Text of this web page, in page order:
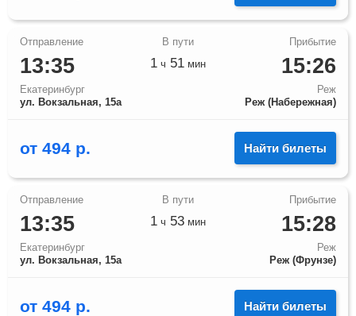
13:35
Екатеринбург
ул. Вокзальная, 15а
15:26
Реж
Реж (Набережная)
1 ч 51 мин
от 494 р. Найти билеты
13:35
Екатеринбург
ул. Вокзальная, 15а
15:28
Реж
Реж (Фрунзе)
1 ч 53 мин
от 494 р. Найти билеты